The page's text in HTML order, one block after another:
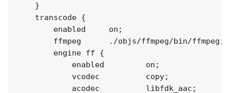
    }
    transcode {
        enabled     on;
        ffmpeg      ./objs/ffmpeg/bin/ffmpeg;
        engine ff {
            enabled         on;
            vcodec          copy;
            acodec          libfdk_aac;